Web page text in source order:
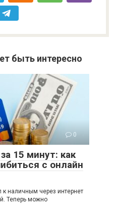
быть интересно
0
15 минут: как
с онлайн
к наличным через интернет
Теперь можно